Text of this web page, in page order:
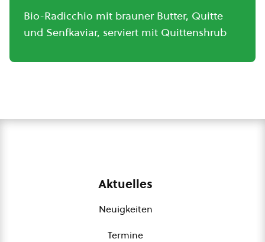
Bio-Radicchio mit brauner Butter, Quitte
und Senfkaviar, serviert mit Quittenshrub
Aktuelles
Neuigkeiten
Termine